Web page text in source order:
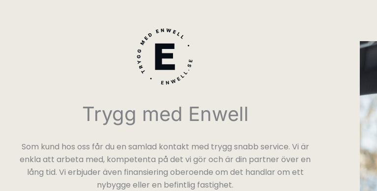
Trygg med Enwell
Som kund hos oss får du en samlad kontakt med trygg snabb service. Vi är
enkla att arbeta med, kompetenta på det vi gör och är din partner över en
lång tid. Vi erbjuder även finansiering oberoende om det handlar om ett
nybygge eller en befintlig fastighet.